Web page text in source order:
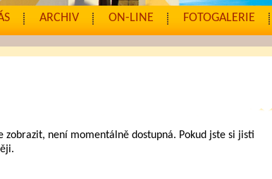
ARCHIV ON-LINE FOTOGALERIE
zobrazit, není momentálně dostupná. Pokud jste si jisti